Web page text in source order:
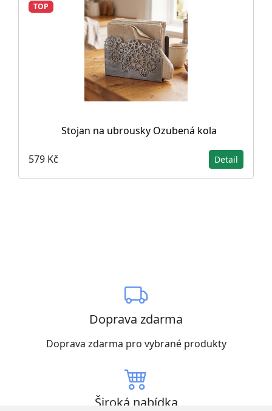
TOP
Stojan na ubrousky Ozubená kola
579 Kč Detail
Doprava zdarma
Doprava zdarma pro vybrané produkty
Široká nabídka